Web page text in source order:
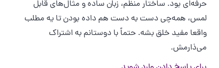
حرفه‌ای بود. ساختار منظم، زبان ساده و مثال‌های قابل
لمس، همه‌چی دست به دست هم داده بودن تا یه مطلب
واقعا مفید خلق بشه. حتماً با دوستانم به اشتراک
می‌ذارمش.